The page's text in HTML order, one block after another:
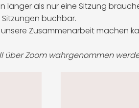
länger als nur eine Sitzung
Sitzungen buchbar.
Zusammenarbeit machen
über Zoom wahrgenommen